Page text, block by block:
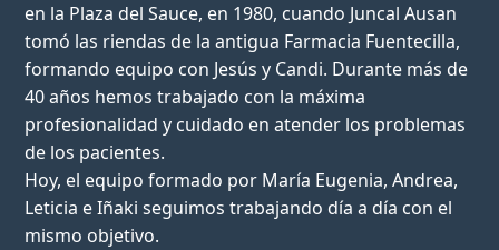
en la Plaza del Sauce, en 1980, cuando Juncal Ausan
tomó las riendas de la antigua Farmacia Fuentecilla,
formando equipo con Jesús y Candi. Durante más de
40 años hemos trabajado con la máxima
profesionalidad y cuidado en atender los problemas
de los pacientes.
Hoy, el equipo formado por María Eugenia, Andrea,
Leticia e Iñaki seguimos trabajando día a día con el
mismo objetivo.